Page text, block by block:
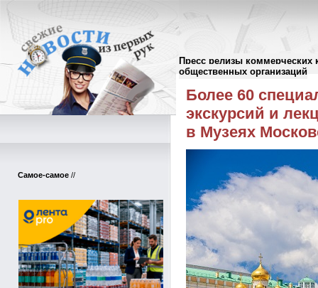
Пресс релизы коммерческих
общественных организаций
Самое-самое //
Пресс-релизы//
Более 60
экскурсий и
в Музеях